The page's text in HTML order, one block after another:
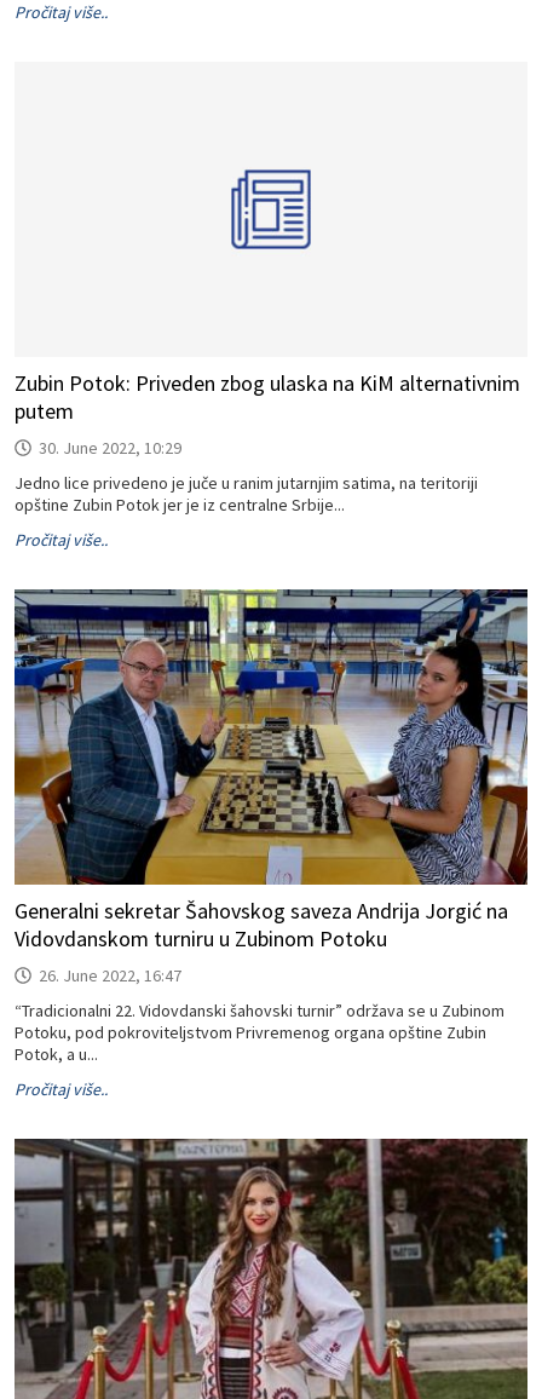
Pročitaj više..
Zubin Potok: Priveden zbog ulaska na KiM alternativnim
putem
30. June 2022, 10:29
Jedno lice privedeno je juče u ranim jutarnjim satima, na teritoriji
opštine Zubin Potok jer je iz centralne Srbije...
Pročitaj više..
Generalni sekretar Šahovskog saveza Andrija Jorgić na
Vidovdanskom turniru u Zubinom Potoku
26. June 2022, 16:47
“Tradicionalni 22. Vidovdanski šahovski turnir” održava se u Zubinom
Potoku, pod pokroviteljstvom Privremenog organa opštine Zubin
Potok, a u...
Pročitaj više..